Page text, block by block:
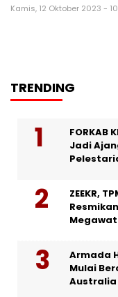
Kamis, 12 Oktober 2023 -
TRENDING
FORKAB
Jadi
ZEEKR,
Armada
Mulai